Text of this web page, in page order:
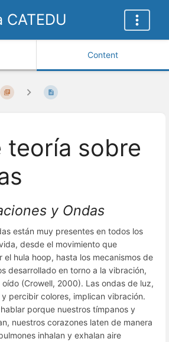
CATEDU
Content
teoría sobre
y Ondas
están muy presentes en todos los
desde el movimiento que
el hula hoop, hasta los mecanismos de
desarrollado en torno a la vibración,
(Crowell, 2000). Las ondas de luz,
percibir colores, implican vibración.
porque nuestros tímpanos y
nuestros corazones laten de manera
inhalan y exhalan aire